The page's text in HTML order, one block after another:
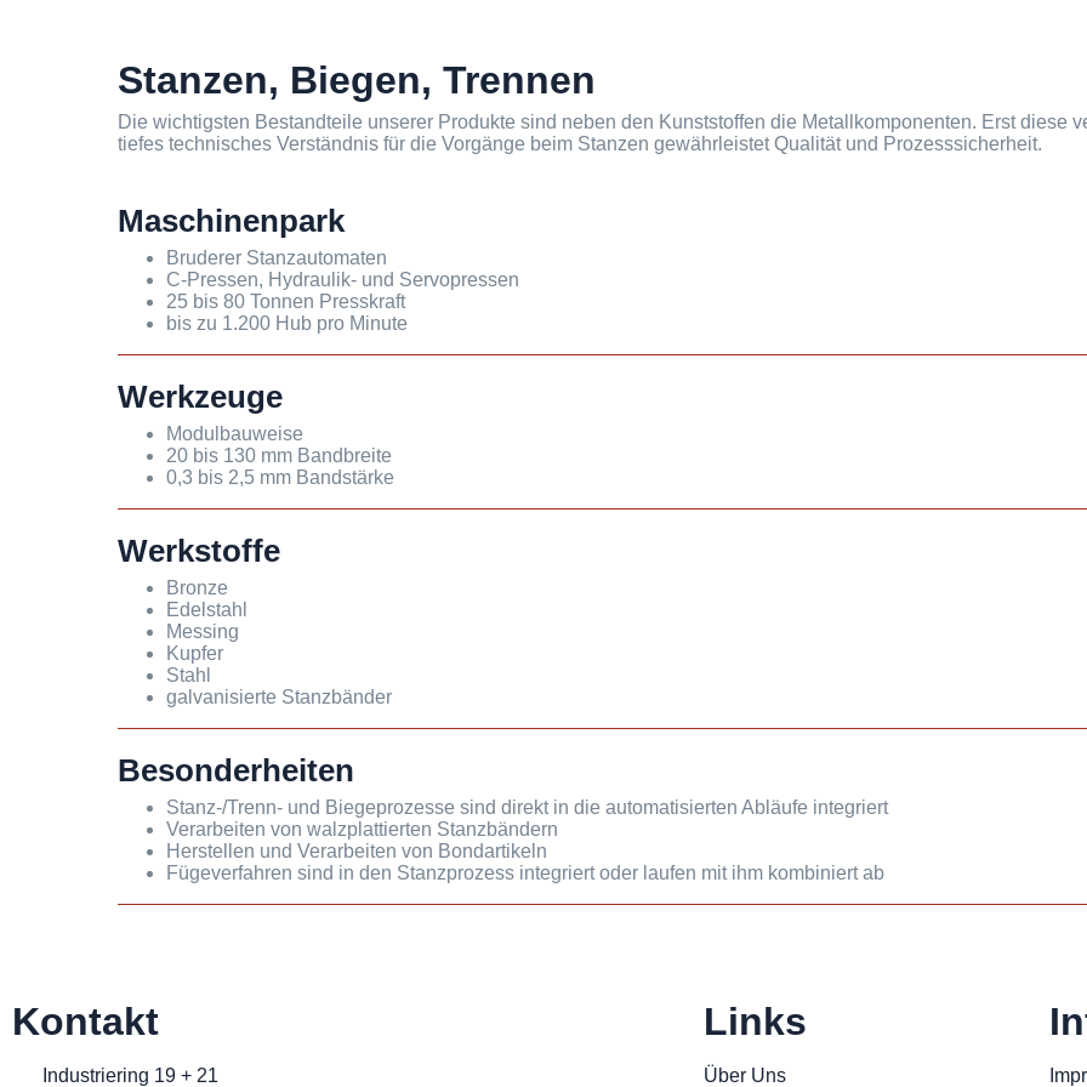
Stanzen, Biegen, Trennen
Die wichtigsten Bestandteile unserer Produkte sind neben den Kunststoffen die Metallkomponenten. Erst diese
tiefes technisches Verständnis für die Vorgänge beim Stanzen gewährleistet Qualität und Prozesssicherheit.
Maschinenpark
Bruderer Stanzautomaten
C-Pressen, Hydraulik- und Servopressen
25 bis 80 Tonnen Presskraft
bis zu 1.200 Hub pro Minute
Werkzeuge
Modulbauweise
20 bis 130 mm Bandbreite
0,3 bis 2,5 mm Bandstärke
Werkstoffe
Bronze
Edelstahl
Messing
Kupfer
Stahl
galvanisierte Stanzbänder
Besonderheiten
Stanz-/Trenn- und Biegeprozesse sind direkt in die automatisierten Abläufe integriert
Verarbeiten von walzplattierten Stanzbändern
Herstellen und Verarbeiten von Bondartikeln
Fügeverfahren sind in den Stanzprozess integriert oder laufen mit ihm kombiniert ab
Kontakt
Industriering 19 + 21
Links
Über Uns